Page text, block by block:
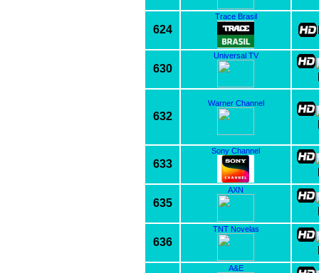
624
Trace Brasil
630
Universal TV
632
Warner Channel
633
Sony Channel
635
AXN
636
TNT Novelas
A&E